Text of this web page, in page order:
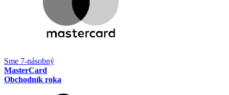
Sme 7-násobný
MasterCard
Obchodník roka